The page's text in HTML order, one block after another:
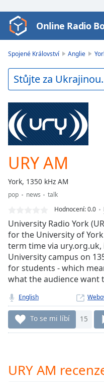
Video
Player
Play
Video
Skip
Backward
Skip
Forward
Mute
Current
Time 0:00
Duration
Loaded:
Stream
TypeLIVE
Seek to
live,
currently
behind
LIVE
Remaining
Time-
1x
Chapters
Online Radio
Spojené Království Anglie
Stůjte za
URY AM
York, 1350 kHz AM
pop news
talk
Hodnocení:0.0
University Radio York
for the University of
term time via ury.org.uk,
University campus on
for students - which
what the audience want
English
To se mi líbí 15
URY AM